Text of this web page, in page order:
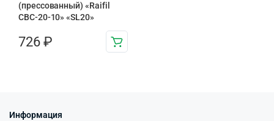
(прессованный) «Raifil
CBC-20-10» «SL20»
726 ₽
Информация